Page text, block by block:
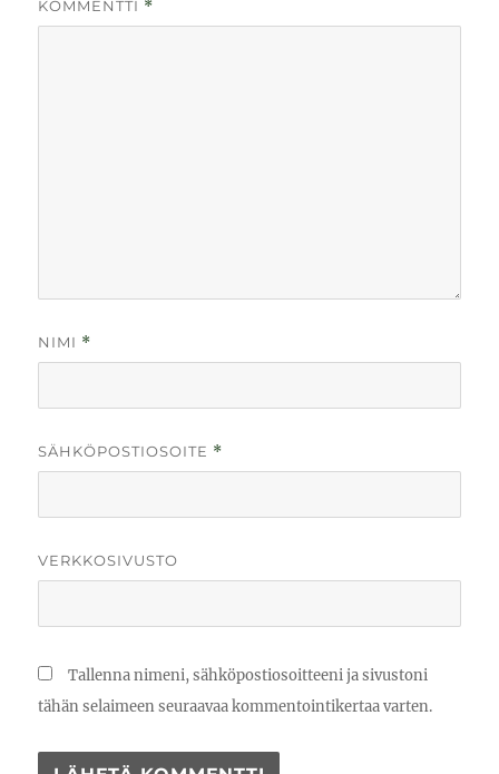
KOMMENTTI *
NIMI *
SÄHKÖPOSTIOSOITE *
VERKKOSIVUSTO
Tallenna nimeni, sähköpostiosoitteeni ja sivustoni
tähän selaimeen seuraavaa kommentointikertaa varten.